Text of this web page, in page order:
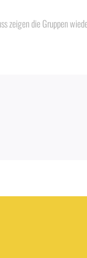
zeigen die Gruppen